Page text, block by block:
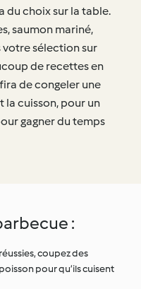
du choix sur la table.
saumon mariné,
sélection sur
de recettes en
de congeler une
la cuisson, pour un
gagner du temps
:
coupez des
pour qu’ils cuisent